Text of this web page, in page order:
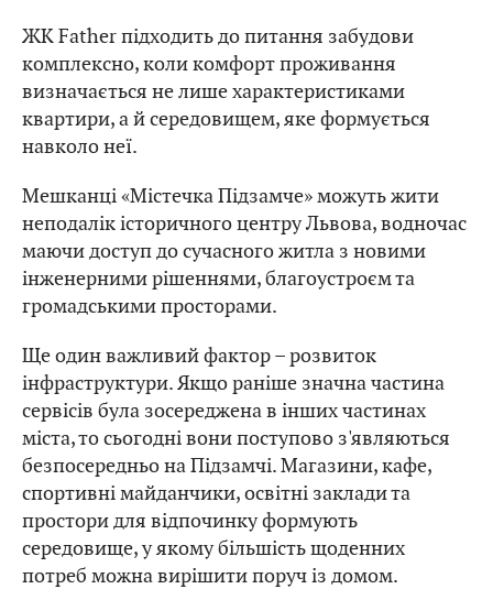
ЖК Father підходить до питання забудови
комплексно, коли комфорт проживання
визначається не лише характеристиками
квартири, а й середовищем, яке формується
навколо неї.
Мешканці «Містечка Підзамче» можуть жити
неподалік історичного центру Львова, водночас
маючи доступ до сучасного житла з новими
інженерними рішеннями, благоустроєм та
громадськими просторами.
Ще один важливий фактор – розвиток
інфраструктури. Якщо раніше значна частина
сервісів була зосереджена в інших частинах
міста, то сьогодні вони поступово з'являються
безпосередньо на Підзамчі. Магазини, кафе,
спортивні майданчики, освітні заклади та
простори для відпочинку формують
середовище, у якому більшість щоденних
потреб можна вирішити поруч із домом.